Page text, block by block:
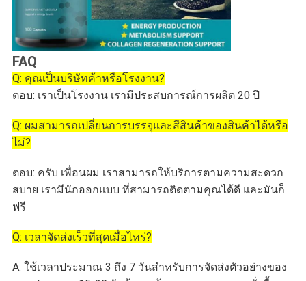
FAQ
Q: คุณเป็นบริษัทค้าหรือโรงงาน?
ตอบ: เราเป็นโรงงาน เรามีประสบการณ์การผลิต 20 ปี
Q: ผมสามารถเปลี่ยนการบรรจุและสีสินค้าของสินค้าได้หรือ
ไม่?
ตอบ: ครับ เพื่อนผม เราสามารถให้บริการตามความสะดวก
สบาย เรามีนักออกแบบ ที่สามารถติดตามคุณได้ดี และมันก็
ฟรี
Q: เวลาจัดส่งเร็วที่สุดเมื่อไหร่?
A: ใช้เวลาประมาณ 3 ถึง 7 วันสําหรับการจัดส่งตัวอย่างของ